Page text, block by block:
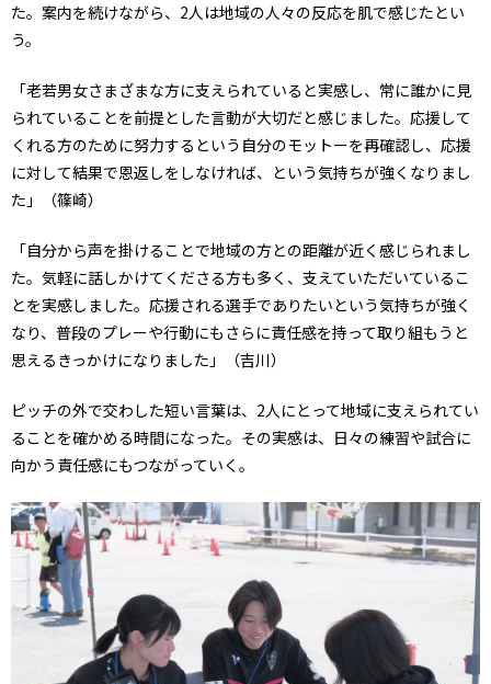
た。案内を続けながら、2人は地域の人々の反応を肌で感じたとい
う。
「老若男女さまざまな方に支えられていると実感し、常に誰かに見
られていることを前提とした言動が大切だと感じました。応援して
くれる方のために努力するという自分のモットーを再確認し、応援
に対して結果で恩返しをしなければ、という気持ちが強くなりまし
た」（篠崎）
「自分から声を掛けることで地域の方との距離が近く感じられまし
た。気軽に話しかけてくださる方も多く、支えていただいているこ
とを実感しました。応援される選手でありたいという気持ちが強く
なり、普段のプレーや行動にもさらに責任感を持って取り組もうと
思えるきっかけになりました」（吉川）
ピッチの外で交わした短い言葉は、2人にとって地域に支えられてい
ることを確かめる時間になった。その実感は、日々の練習や試合に
向かう責任感にもつながっていく。